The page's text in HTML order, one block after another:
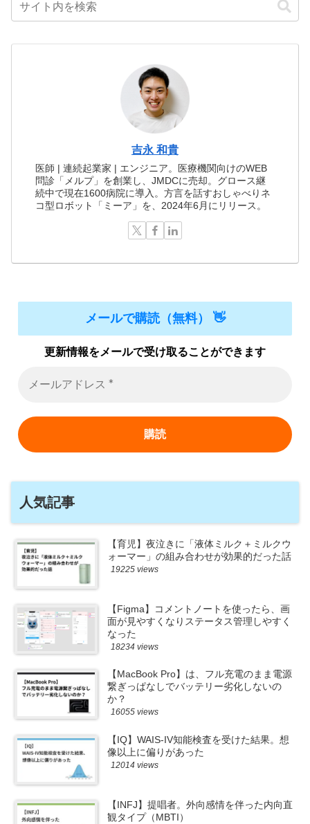
吉永 和貴
医師 | 連続起業家 | エンジニア。医療機関向けのWEB
問診「メルプ」を創業し、JMDCに売却。グロース継
続中で現在1600病院に導入。方言を話すおしゃべりネ
コ型ロボット「ミーア」を、2024年6月にリリース。
メールで購読（無料） 👋
更新情報をメールで受け取ることができます
人気記事
【育児】夜泣きに「液体ミルク＋ミルクウ
ォーマー」の組み合わせが効果的だった話
19225 views
【Figma】コメントノートを使ったら、画
面が見やすくなりステータス管理しやすく
なった
18234 views
【MacBook Pro】は、フル充電のまま電源
繋ぎっぱなしでバッテリー劣化しないの
か？
16055 views
【IQ】WAIS-IV知能検査を受けた結果。想
像以上に偏りがあった
12014 views
【INFJ】提唱者。外向感情を伴った内向直
観タイプ（MBTI）